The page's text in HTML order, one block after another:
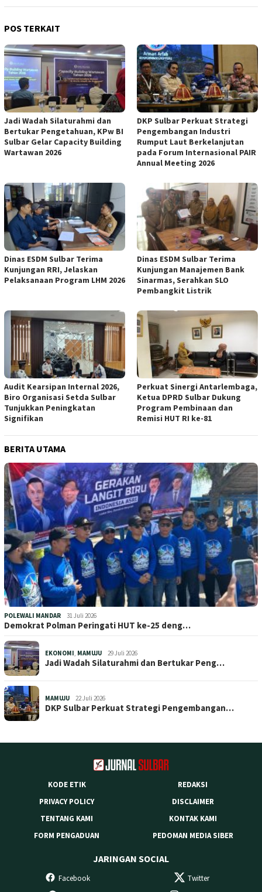
POS TERKAIT
Jadi Wadah Silaturahmi dan
Bertukar Pengetahuan, KPw BI
Sulbar Gelar Capacity Building
Wartawan 2026
DKP Sulbar Perkuat Strategi
Pengembangan Industri
Rumput Laut Berkelanjutan
pada Forum Internasional PAIR
Annual Meeting 2026
Dinas ESDM Sulbar Terima
Kunjungan RRI, Jelaskan
Pelaksanaan Program LHM 2026
Dinas ESDM Sulbar Terima
Kunjungan Manajemen Bank
Sinarmas, Serahkan SLO
Pembangkit Listrik
Audit Kearsipan Internal 2026,
Biro Organisasi Setda Sulbar
Tunjukkan Peningkatan
Signifikan
Perkuat Sinergi Antarlembaga,
Ketua DPRD Sulbar Dukung
Program Pembinaan dan
Remisi HUT RI ke-81
BERITA UTAMA
POLEWALI MANDAR 31 Juli 2026
Demokrat Polman Peringati HUT ke-25 deng…
EKONOMI MAMUJU 29 Juli 2026
Jadi Wadah Silaturahmi dan Bertukar Peng…
MAMUJU 22 Juli 2026
DKP Sulbar Perkuat Strategi Pengembangan…
KODE ETIK
REDAKSI
PRIVACY POLICY
DISCLAIMER
TENTANG KAMI
KONTAK KAMI
FORM PENGADUAN
PEDOMAN MEDIA SIBER
JARINGAN SOCIAL
Facebook
Twitter